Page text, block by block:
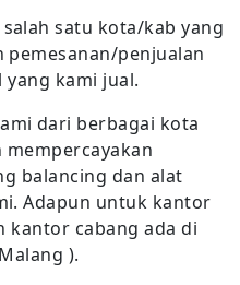
satu kota/kab yang
pemesanan/penjualan
kami jual.
dari berbagai kota
balancing dan alat
Adapun untuk kantor
kantor cabang ada di
).